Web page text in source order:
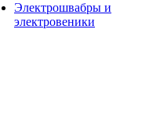
Электрошвабры и
электровеники